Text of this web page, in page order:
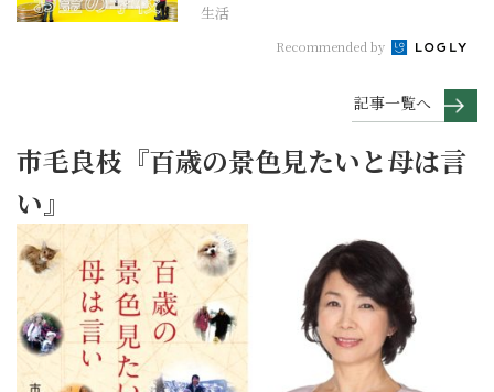
生活
Recommended by
記事一覧へ
市毛良枝『百歳の景色見たいと母は言
い』